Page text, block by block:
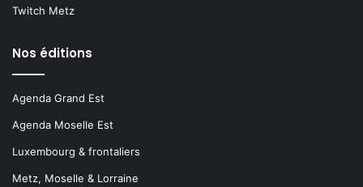
Twitch Metz
Nos éditions
Agenda Grand Est
Agenda Moselle Est
Luxembourg & frontaliers
Metz, Moselle & Lorraine